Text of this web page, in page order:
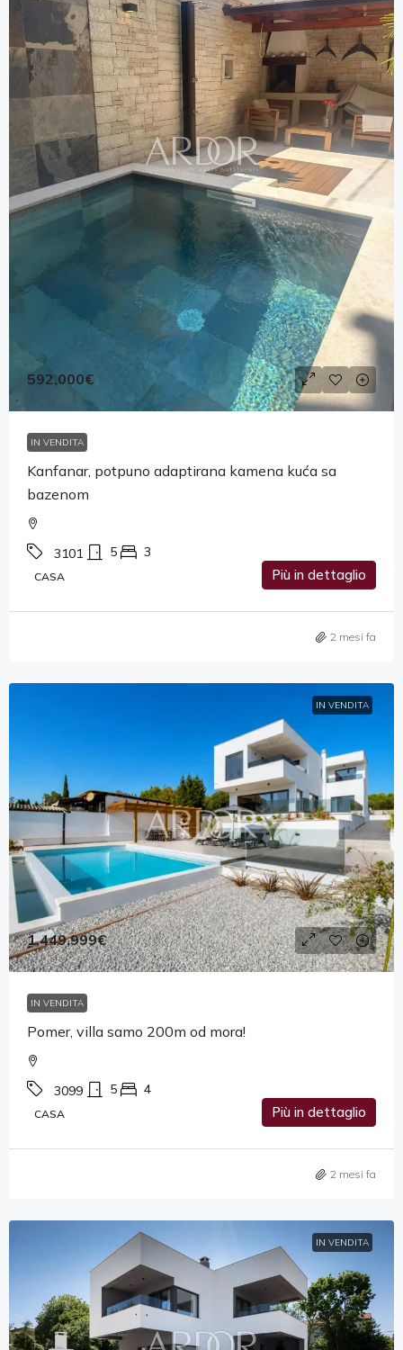
592,000€
IN VENDITA
Kanfanar, potpuno adaptirana kamena kuća sa
bazenom
3101 5 3
CASA Più in dettaglio
2 mesi fa
IN VENDITA
1,449,999€
IN VENDITA
Pomer, villa samo 200m od mora!
3099 5 4
CASA Più in dettaglio
2 mesi fa
IN VENDITA